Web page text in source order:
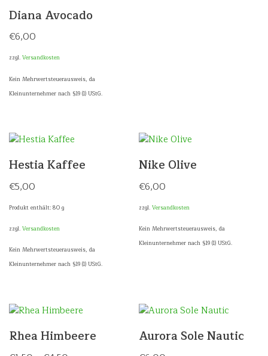
Diana Avocado
€6,00
zzgl. Versandkosten
Kein Mehrwertsteuerausweis, da
Kleinunternehmer nach §19 (1) UStG.
Hestia Kaffee
€5,00
Produkt enthält: 80 g
zzgl. Versandkosten
Kein Mehrwertsteuerausweis, da
Kleinunternehmer nach §19 (1) UStG.
Nike Olive
€6,00
zzgl.Versandkosten
Kein Mehrwertsteuerausweis, da
Kleinunternehmer nach §19 (1) UStG.
Rhea Himbeere Aurora Sole Nautic